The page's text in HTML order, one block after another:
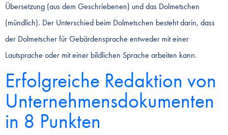
Übersetzung (aus dem Geschriebenen) und das Dolmetschen
(mündlich). Der Unterschied beim Dolmetschen besteht darin, dass
der Dolmetscher für Gebärdensprache entweder mit einer
Lautsprache oder mit einer bildlichen Sprache arbeiten kann.
Erfolgreiche Redaktion von
Unternehmensdokumenten
in 8 Punkten